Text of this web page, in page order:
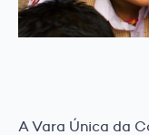
A Vara Única da